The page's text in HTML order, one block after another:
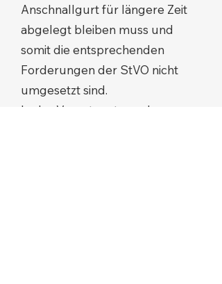
Anschnallgurt für längere Zeit
abgelegt bleiben muss und
somit die entsprechenden
Forderungen der StVO nicht
umgesetzt sind.
In der Verantwortung des